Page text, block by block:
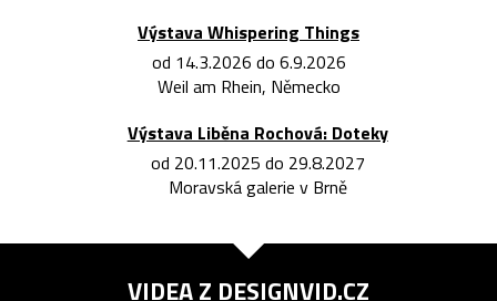
Výstava Whispering Things
od 14.3.2026 do 6.9.2026
Weil am Rhein, Německo
Výstava Liběna Rochová: Doteky
od 20.11.2025 do 29.8.2027
Moravská galerie v Brně
VIDEA Z DESIGNVID.CZ